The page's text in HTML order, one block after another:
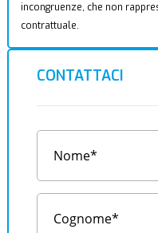
incongruenze, che non
contrattuale.
CONTATTACI